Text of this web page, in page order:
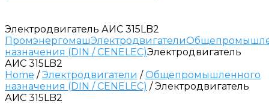
Электродвигатель АИС 315LB2
ПромэнергомашЭлектродвигатели
назначения (DIN / CENELEC)Электродвигатель
АИС 315LB2
Home /Электродвигатели /Общепромышленного
назначения (DIN / CENELEC) / Электродвигатель
АИС 315LB2